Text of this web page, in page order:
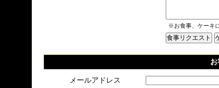
※お食事、ケーキ
メールアドレス